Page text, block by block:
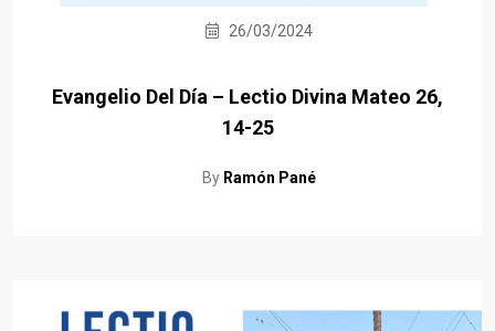
26/03/2024
Evangelio Del Día – Lectio Divina Mateo 26,
14-25
By Ramón Pané